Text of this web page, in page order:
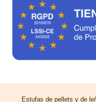
Estufas de pellets y de